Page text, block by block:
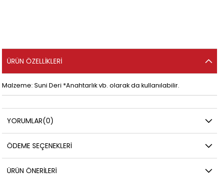
ÜRÜN ÖZELLIKLERI
Malzeme: Suni Deri *Anahtarlık vb. olarak da kullanılabilir.
YORUMLAR(0)
ÖDEME SEÇENEKLERI
ÜRÜN ÖNERILERI